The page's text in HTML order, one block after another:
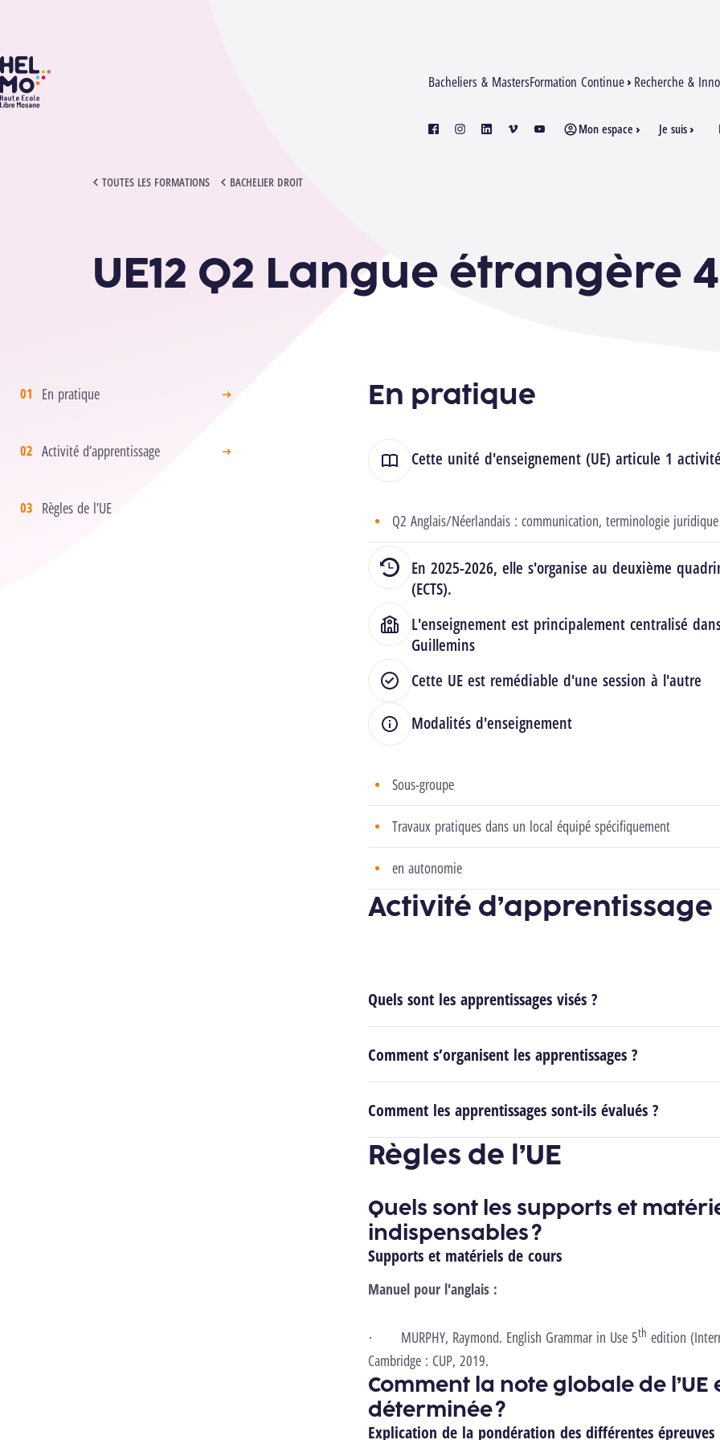
HELMo
Bacheliers & MastersFormation Continue Recherche &
Mon espace Je suis
facebookinstagramlinkedinvimeo youtube
TOUTES LES FORMATIONS BACHELIER DROIT
UE12 Q2 LANGUE ÉTRANGÈRE 4
UE12 Q2 Langue étrangère 4
En pratique
Activité d’apprentissage
Règles de l’UE
En pratique
Cette unité d'enseignement (UE) articule 1
Q2 Anglais/Néerlandais : communication, terminologie
En 2025-2026, elle s'organise au deuxième
(ECTS).
L'enseignement est principalement centralisé
Guillemins
Cette UE est remédiable d'une session à l'autre
Modalités d'enseignement
Sous-groupe
Travaux pratiques dans un local équipé spécifiquement
en autonomie
Activité d’apprentissage
Quels sont les apprentissages visés ?
Comment s’organisent les apprentissages ?
Comment les apprentissages sont-ils évalués ?
Règles de l’UE
Quels sont les supports et
indispensables ?
Supports et matériels de cours
Manuel pour l'anglais :
· MURPHY, Raymond. English Grammar in Use 5th edition
Cambridge : CUP, 2019.
Comment la note globale de l’UE
déterminée ?
Explication de la pondération des différentes épreuves